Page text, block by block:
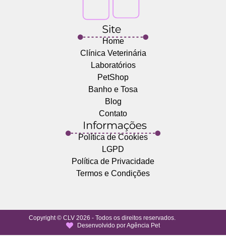
Home
Clínica Veterinária
Laboratórios
PetShop
Banho e Tosa
Blog
Contato
Política de Cookies
LGPD
Política de Privacidade
Termos e Condições
Copyright © CLV 2026 - Todos os direitos reservados.
Desenvolvido por Agência Pet